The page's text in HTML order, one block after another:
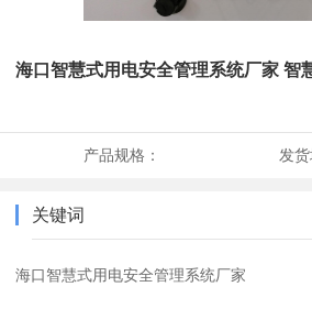
海口智慧式用电安全管理系统厂家 智
产品规格： 发
关键词
海口智慧式用电安全管理系统厂家